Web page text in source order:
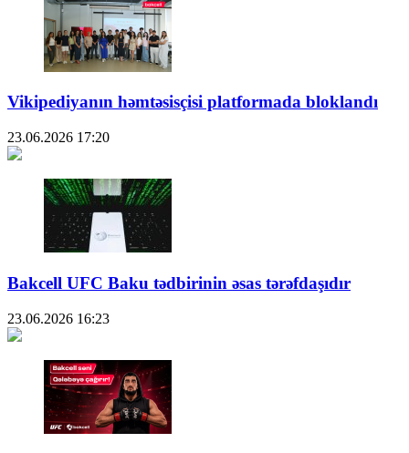
Vikipediyanın həmtəsisçisi platformada bloklandı
23.06.2026 17:20
Bakcell UFC Baku tədbirinin əsas tərəfdaşıdır
23.06.2026 16:23